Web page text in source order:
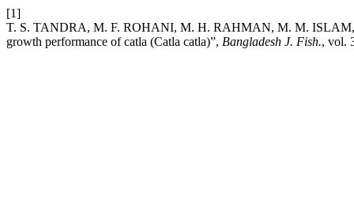
[1]
T. S. TANDRA, M. F. ROHANI, M. H. RAHMAN, M. M. ISLAM,
growth performance of catla (Catla catla)”, Bangladesh J. Fish., vol.